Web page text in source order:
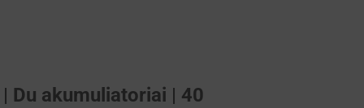
Du akumuliatoriai | 40